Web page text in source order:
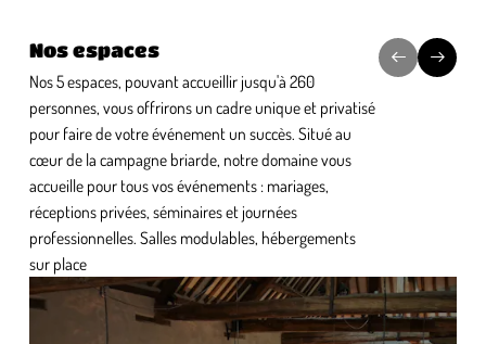
Nos espaces
Nos 5 espaces, pouvant accueillir jusqu'à 260
personnes, vous offrirons un cadre unique et privatisé
pour faire de votre événement un succès. Situé au
cœur de la campagne briarde, notre domaine vous
accueille pour tous vos événements : mariages,
réceptions privées, séminaires et journées
professionnelles. Salles modulables, hébergements
sur place